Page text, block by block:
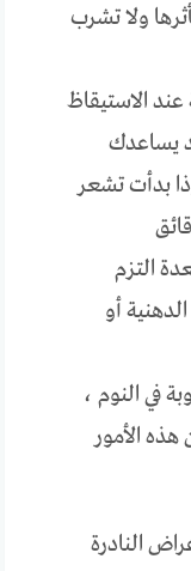
ولا تشرب
الاستيقاظ
يساعدك
بدأت تشعر
التزم
أو
في النوم ،
الأمور
النادرة